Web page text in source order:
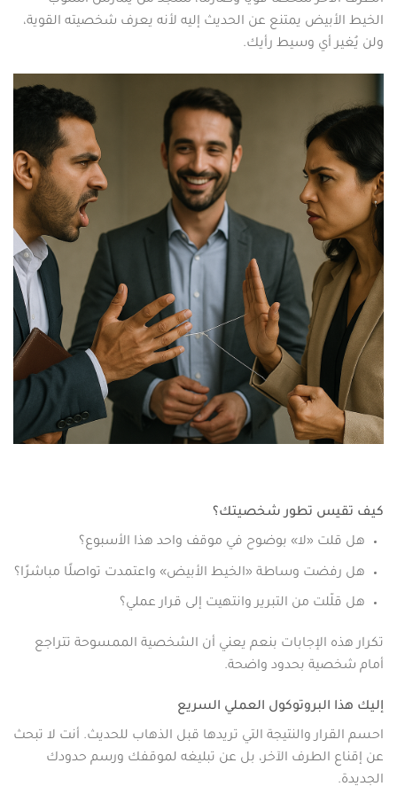
الخيط الأبيض يمتنع عن الحديث إليه لأنه يعرف شخصيته القوية،
ولن يُغير أي وسيط رأيك.
كيف تقيس تطور شخصيتك؟
هل قلت «لا» بوضوح في موقف واحد هذا الأسبوع؟
هل رفضت وساطة «الخيط الأبيض» واعتمدت تواصلًا مباشرًا؟
هل قلّلت من التبرير وانتهيت إلى قرار عملي؟
تكرار هذه الإجابات بنعم يعني أن الشخصية الممسوحة تتراجع
أمام شخصية بحدود واضحة.
إليك هذا البروتوكول العملي السريع
احسم القرار والنتيجة التي تريدها قبل الذهاب للحديث. أنت لا تبحث
عن إقناع الطرف الآخر، بل عن تبليغه لموقفك ورسم حدودك
الجديدة.